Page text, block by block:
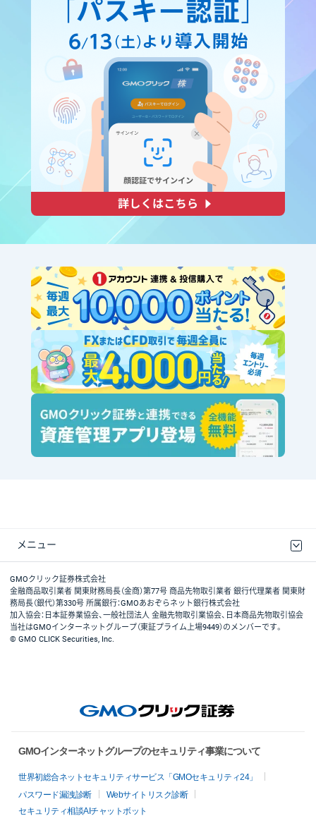
メニュー
取引規程・約款
最良執行方針
ディスクレイマー
リスク説明
GMOクリック証券ホームページ
GMOクリック証券株式会社
金融商品取引業者 関東財務局長（金商）第77号 商品先物取引業者 銀行代理業者 関東財
務局長（銀代）第330号 所属銀行：GMOあおぞらネット銀行株式会社
加入協会：日本証券業協会、一般社団法人 金融先物取引業協会、日本商品先物取引協会
当社はGMOインターネットグループ（東証プライム上場9449）のメンバーです。
© GMO CLICK Securities, Inc.
GMOインターネットグループのセキュリティ事業について
世界初総合ネットセキュリティサービス「GMOセキュリティ24」
パスワード漏洩診断
Webサイトリスク診断
セキュリティ相談AIチャットボット